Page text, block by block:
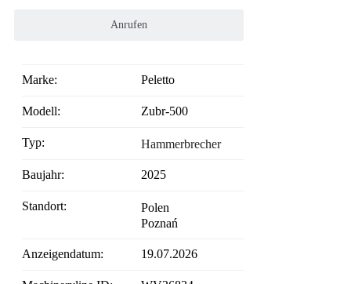
Anrufen
Marke: Peletto
Modell: Zubr-500
Typ: Hammerbrecher
Baujahr: 2025
Standort:
Polen
Poznań
Anzeigendatum: 19.07.2026